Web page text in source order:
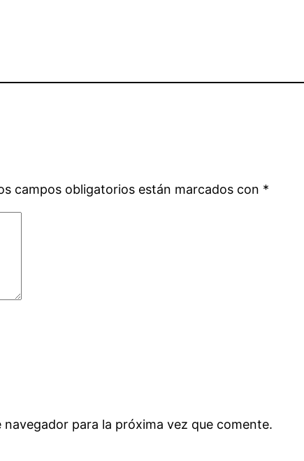
campos obligatorios están marcados con *
para la próxima vez que comente.